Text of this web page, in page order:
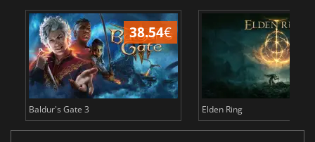
38.54€
Baldur's Gate 3 Elden Ring